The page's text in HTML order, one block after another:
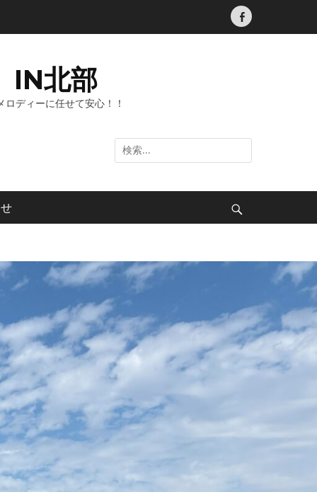
Facebook
IN北部
ディーに任せて安心！！
検
索: